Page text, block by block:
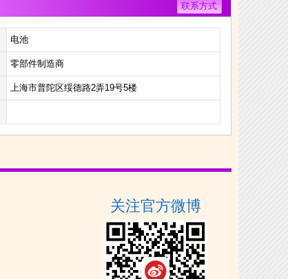
联系方式
电池
零部件制造商
上海市普陀区绥德路2弄19号5楼
关注官方微博